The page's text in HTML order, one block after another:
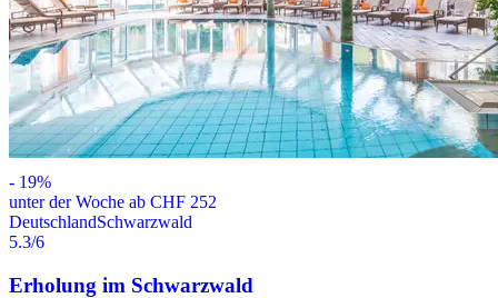
- 19%
unter der Woche ab CHF 252
DeutschlandSchwarzwald
5.3/6
Erholung im Schwarzwald